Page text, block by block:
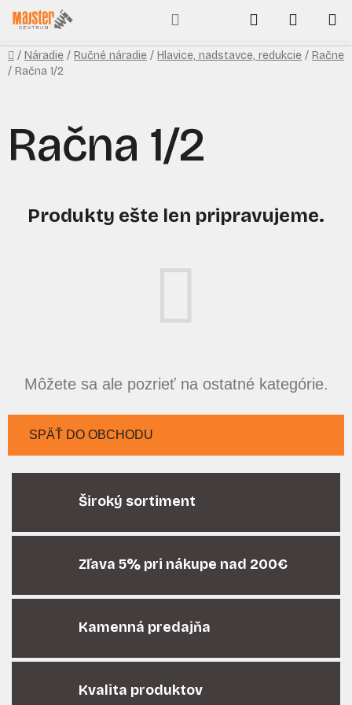
Prejsť
na
obsah
Hľadať
KOŠÍK
Domov
/ Náradie / Ručné náradie / Hlavice, nadstavce, redukcie / Račne
/ Račna 1/2
Račna 1/2
Produkty ešte len pripravujeme.
Môžete sa ale pozrieť na ostatné kategórie.
SPÄŤ DO OBCHODU
Široký sortiment
Zľava 5% pri nákupe nad 200€
Kamenná predajňa
Kvalita produktov